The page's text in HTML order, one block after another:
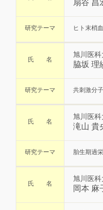
扇谷 昌
研究テーマ ヒト末梢
氏 名
旭川医
脇坂 理
研究テーマ 共刺激分
氏 名
旭川医
滝山 貴
研究テーマ 胎生期過
氏 名
旭川医
岡本 麻